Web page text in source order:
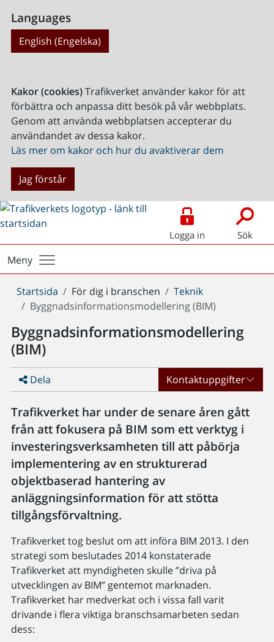
Languages
English (Engelska)
Kakor (cookies)Trafikverket använder kakor för att
förbättra och anpassa ditt besök på vår webbplats.
Genom att använda webbplatsen accepterar du
användandet av dessa kakor.
Läs mer om kakor och hur du avaktiverar dem
Jag förstår
Logga in Sök
Meny
Du
är
Startsida För dig i branschen
Teknik
Byggnadsinformationsmodellering (BIM)
Byggnadsinformationsmodellering
(BIM)
Dela Kontaktuppgifter
Trafikverket har under de senare åren gått
från att fokusera på BIM som ett verktyg i
investeringsverksamheten till att påbörja
implementering av en strukturerad
objektbaserad hantering av
anläggningsinformation för att stötta
tillgångsförvaltning.
Trafikverket tog beslut om att införa BIM 2013. I den
strategi som beslutades 2014 konstaterade
Trafikverket att myndigheten skulle ”driva på
utvecklingen av BIM” gentemot marknaden.
Trafikverket har medverkat och i vissa fall varit
drivande i flera viktiga branschsamarbeten sedan
dess: